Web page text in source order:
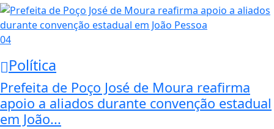
04
Política
Prefeita de Poço José de Moura reafirma
apoio a aliados durante convenção estadual
em João...